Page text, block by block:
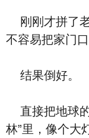
刚刚才拼了
不容易把家门
结果倒好。
直接把地球
林”里，像个大